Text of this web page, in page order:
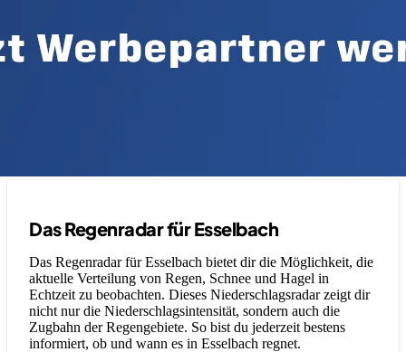
Das Regenradar für Esselbach
Das Regenradar für Esselbach bietet dir die Möglichkeit, die
aktuelle Verteilung von Regen, Schnee und Hagel in
Echtzeit zu beobachten. Dieses Niederschlagsradar zeigt dir
nicht nur die Niederschlagsintensität, sondern auch die
Zugbahn der Regengebiete. So bist du jederzeit bestens
informiert, ob und wann es in Esselbach regnet.